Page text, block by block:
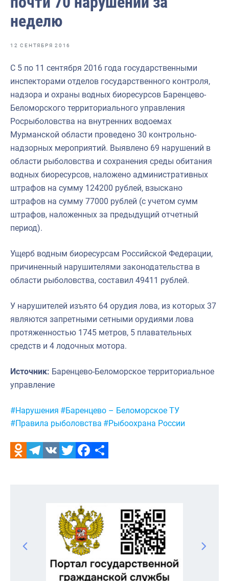
Отраслевые СМИ
Выставки и конференции
Научно-практическая литература
Рыбоохрана России
Отрасль в цифрах
Большая африканская экспедиция
Укрепление духовно-нравственных ценностей
События в России и мире
неделю
12 СЕНТЯБРЯ 2016
С 5 по 11 сентября 2016 года государственными
инспекторами отделов государственного контроля,
надзора и охраны водных биоресурсов Баренцево-
Беломорского территориального управления
Росрыболовства на внутренних водоемах
Мурманской области проведено 30 контрольно-
надзорных мероприятий. Выявлено 69 нарушений в
области рыболовства и сохранения среды обитания
водных биоресурсов, наложено административных
штрафов на сумму 124200 рублей, взыскано
штрафов на сумму 77000 рублей (с учетом сумм
штрафов, наложенных за предыдущий отчетный
период).
Ущерб водным биоресурсам Российской Федерации,
причиненный нарушителями законодательства в
области рыболовства, составил 49411 рублей.
У нарушителей изъято 64 орудия лова, из которых 37
являются запретными сетными орудиями лова
протяженностью 1745 метров, 5 плавательных
средств и 4 лодочных мотора.
Источник: Баренцево-Беломорское территориальное
управление
Метки:
#Нарушения #Баренцево – Беломорское ТУ
#Правила рыболовства #Рыбоохрана России